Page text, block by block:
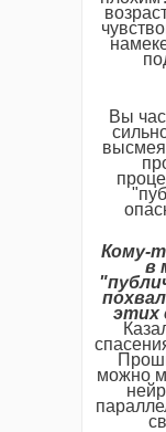
Вы
Кому-
в
"
этих
можно